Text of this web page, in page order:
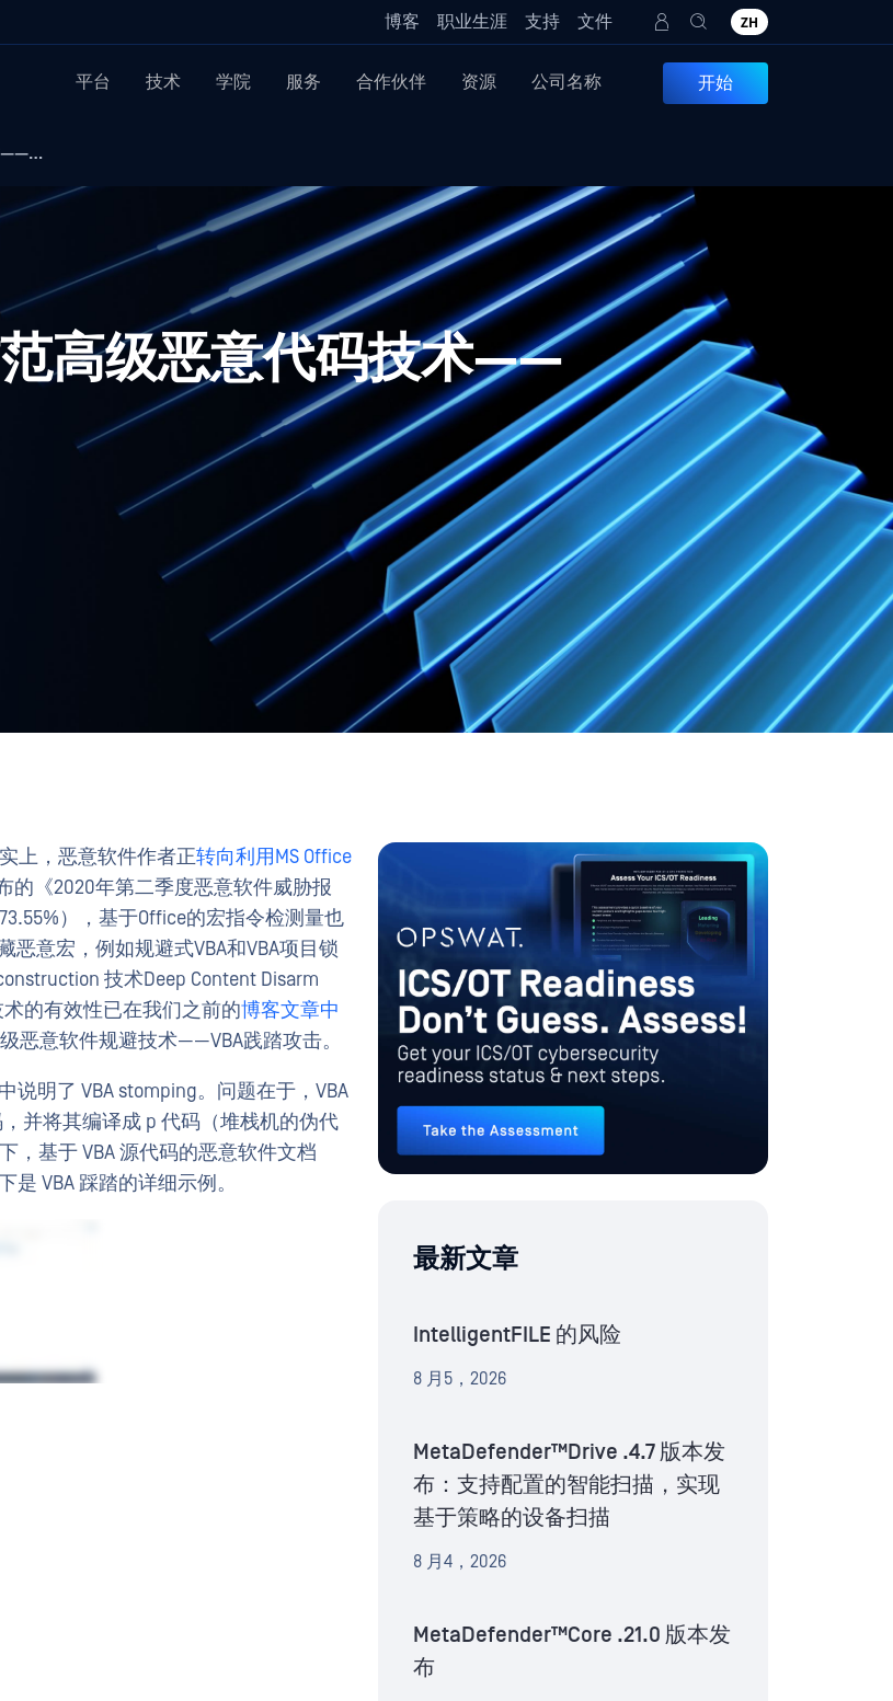
博客 职业生涯 支持 文件 ZH
平台 技术 学院 服务 合作伙伴 资源 公司名称 开始
——…
高级恶意代码技术——
上，恶意软件作者正转向利用MS Office
的《2020年第二季度恶意软件威胁报
），基于Office的宏指令检测量也
恶意宏，例如规避式VBA和VBA项目锁
技术Deep Content Disarm
术的有效性已在我们之前的博客文章中
恶意软件规避技术——VBA践踏攻击。
中说明了 VBA stomping。问题在于，VBA
并将其编译成 p 代码（堆栈机的伪代
，基于 VBA 源代码的恶意软件文档
VBA 踩踏的详细示例。
最新文章
IntelligentFILE 的风险
8 月5，2026
MetaDefender™Drive .4.7 版本发
布：支持配置的智能扫描，实现
基于策略的设备扫描
8 月4，2026
MetaDefender™Core .21.0 版本发
布